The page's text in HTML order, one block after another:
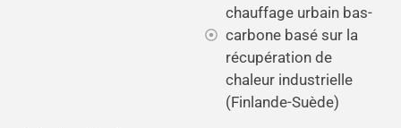
chauffage urbain bas-
carbone basé sur la
récupération de
chaleur industrielle
(Finlande-Suède)